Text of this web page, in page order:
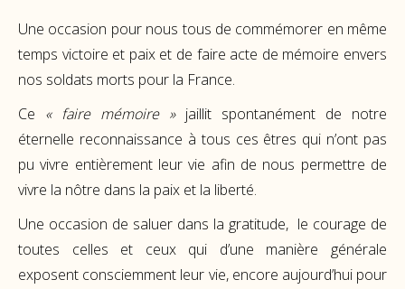
Une occasion pour nous tous de commémorer en même
temps victoire et paix et de faire acte de mémoire envers
nos soldats morts pour la France.
Ce « faire mémoire »jaillit spontanément de notre
éternelle reconnaissance à tous ces êtres qui n’ont pas
pu vivre entièrement leur vie afin de nous permettre de
vivre la nôtre dans la paix et la liberté.
Une occasion de saluer dans la gratitude, le courage de
toutes celles et ceux qui d’une manière générale
exposent consciemment leur vie, encore aujourd’hui pour